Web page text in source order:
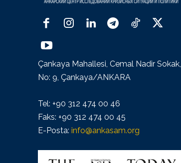
Çankaya Mahallesi, Cemal Nadir Sokak,
No: 9, Çankaya/ANKARA
Tel: +90 312 474 00 46
Faks: +90 312 474 00 45
E-Posta: info@ankasam.org